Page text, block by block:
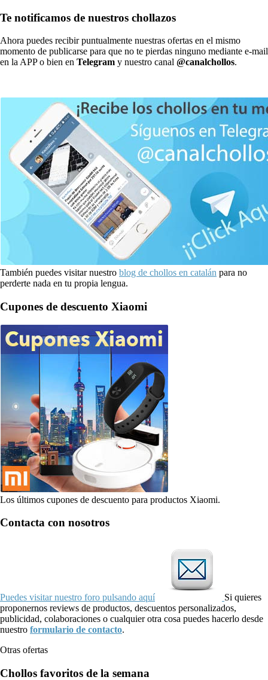
Te notificamos de nuestros chollazos
Ahora puedes recibir puntualmente nuestras ofertas en el mismo
momento de publicarse para que no te pierdas ninguno mediante e-mail
en la APP o bien en Telegram y nuestro canal @canalchollos.
También puedes visitar nuestro blog de chollos en catalán para no
perderte nada en tu propia lengua.
Cupones de descuento Xiaomi
Los últimos cupones de descuento para productos Xiaomi.
Contacta con nosotros
Puedes visitar nuestro foro pulsando aquí
Si quieres
proponernos reviews de productos, descuentos personalizados,
publicidad, colaboraciones o cualquier otra cosa puedes hacerlo desde
nuestro formulario de contacto.
Otras ofertas
Chollos favoritos de la semana